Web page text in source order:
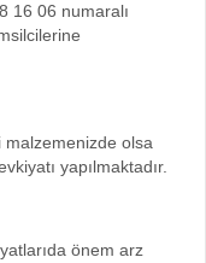
16 06 numaralı
olsa
yapılmaktadır.
önem arz